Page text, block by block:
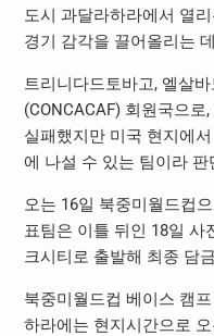
도시 과달라하라에서 열
경기 감각을 끌어올리는
트리니다드토바고, 엘살
(CONCACAF) 회원국으
실패했지만 미국 현지에
에 나설 수 있는 팀이라
오는 16일 북중미월드컵
표팀은 이틀 뒤인 18일 사
크시티로 출발해 최종 담
북중미월드컵 베이스 캠
하라에는 현지시간으로